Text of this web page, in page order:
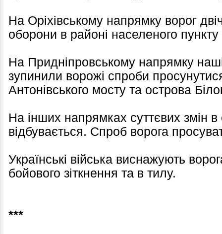
На Оріхівському напрямку ворог
оборони в районі населеного
На Придніпровському напрямку
зупинили ворожі спроби
Антонівського мосту та острова
На інших напрямках суттєвих змін в
відбувається. Спроб ворога
Українські війська виснажують
бойового зіткнення та в тилу.
***